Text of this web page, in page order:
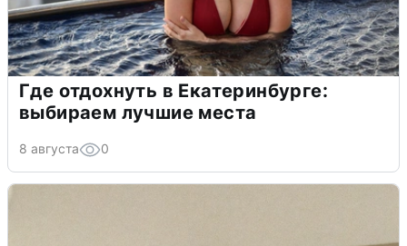
Где отдохнуть в Екатеринбурге:
выбираем лучшие места
8 августа 0